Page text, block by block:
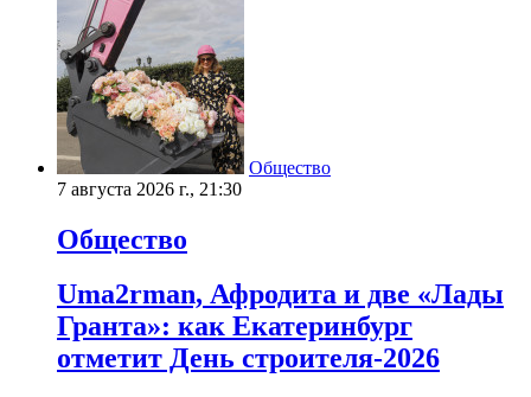
Общество
7 августа 2026 г., 21:30
Общество
Uma2rman, Афродита и две «Лады
Гранта»: как Екатеринбург
отметит День строителя-2026